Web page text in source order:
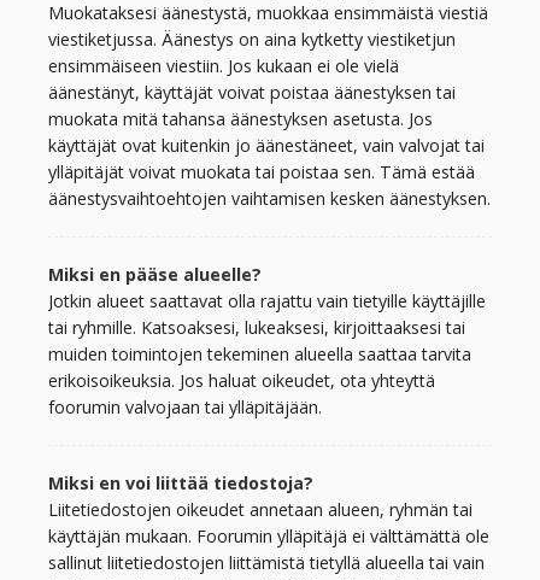
Muokataksesi äänestystä, muokkaa ensimmäistä viestiä
viestiketjussa. Äänestys on aina kytketty viestiketjun
ensimmäiseen viestiin. Jos kukaan ei ole vielä
äänestänyt, käyttäjät voivat poistaa äänestyksen tai
muokata mitä tahansa äänestyksen asetusta. Jos
käyttäjät ovat kuitenkin jo äänestäneet, vain valvojat tai
ylläpitäjät voivat muokata tai poistaa sen. Tämä estää
äänestysvaihtoehtojen vaihtamisen kesken äänestyksen.
Miksi en pääse alueelle?
Jotkin alueet saattavat olla rajattu vain tietyille käyttäjille
tai ryhmille. Katsoaksesi, lukeaksesi, kirjoittaaksesi tai
muiden toimintojen tekeminen alueella saattaa tarvita
erikoisoikeuksia. Jos haluat oikeudet, ota yhteyttä
foorumin valvojaan tai ylläpitäjään.
Miksi en voi liittää tiedostoja?
Liitetiedostojen oikeudet annetaan alueen, ryhmän tai
käyttäjän mukaan. Foorumin ylläpitäjä ei välttämättä ole
sallinut liitetiedostojen liittämistä tietyllä alueella tai vain